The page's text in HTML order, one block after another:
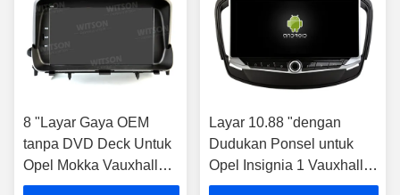
8 "Layar Gaya OEM
tanpa DVD Deck Untuk
Opel Mokka Vauxhall
Mokka 2012-2016 Mobil
Layar 10.88 "dengan
Dudukan Ponsel untuk
Opel Insignia 1 Vauxhall
Insignia Buick Regal